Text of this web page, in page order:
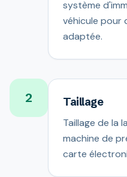
système
véhicule pour
adaptée.
2 Taillage
Taillage de la
machine de
carte